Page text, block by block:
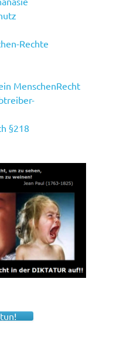
Rechte
MenschenRecht
§218